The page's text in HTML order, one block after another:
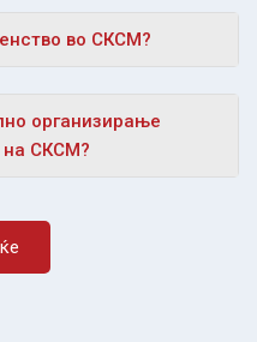
во СКСМ?
организирање
на СКСМ?